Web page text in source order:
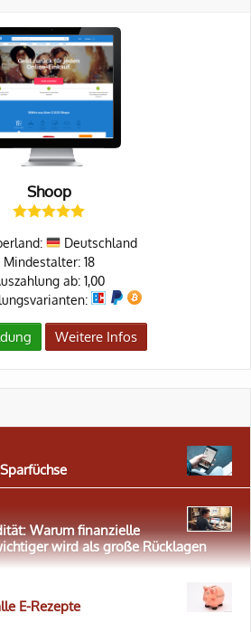
Shoop
Deutschland
Mindestalter: 18
ab: 1,00
Weitere Infos
Warum finanzielle
wird als große Rücklagen
E-Rezepte